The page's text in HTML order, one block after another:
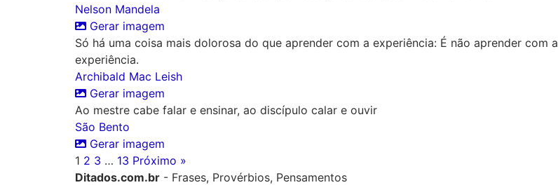
Nelson Mandela
Gerar imagem
Só há uma coisa mais dolorosa do que aprender com a experiência: É não aprender com a
experiência.
Archibald Mac Leish
Gerar imagem
Ao mestre cabe falar e ensinar, ao discípulo calar e ouvir
São Bento
Gerar imagem
1 2 3 … 13 Próximo »
Ditados.com.br - Frases, Provérbios, Pensamentos